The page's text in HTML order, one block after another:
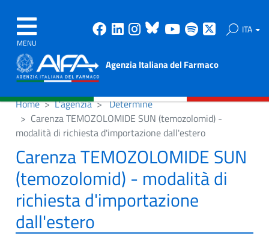
MENU
Facebook
Linkedin
Instagram
Bluesky
Youtube
Spotify ITA
Agenzia Italiana del Farmaco
Home L'agenzia
Determine
Carenza TEMOZOLOMIDE SUN (temozolomid) -
modalità di richiesta d'importazione dall'estero
Carenza TEMOZOLOMIDE SUN
(temozolomid) - modalità di
richiesta d'importazione
dall'estero